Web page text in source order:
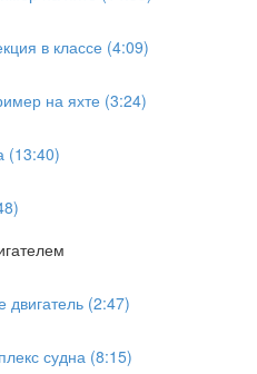
в классе (4:09)
на яхте (3:24)
(13:40)
двигатель (2:47)
судна (8:15)